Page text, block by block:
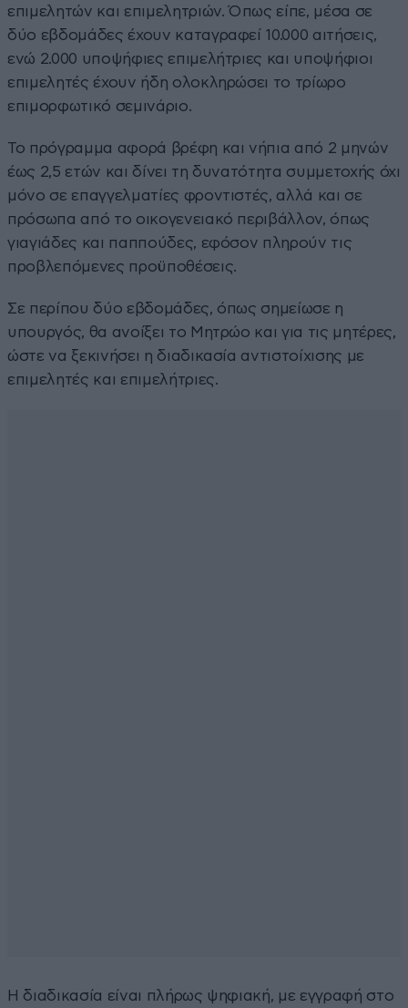
επιμελητών και επιμελητριών. Όπως είπε, μέσα σε
δύο εβδομάδες έχουν καταγραφεί 10.000 αιτήσεις,
ενώ 2.000 υποψήφιες επιμελήτριες και υποψήφιοι
επιμελητές έχουν ήδη ολοκληρώσει το τρίωρο
επιμορφωτικό σεμινάριο.
Το πρόγραμμα αφορά βρέφη και νήπια από 2 μηνών
έως 2,5 ετών και δίνει τη δυνατότητα συμμετοχής όχι
μόνο σε επαγγελματίες φροντιστές, αλλά και σε
πρόσωπα από το οικογενειακό περιβάλλον, όπως
γιαγιάδες και παππούδες, εφόσον πληρούν τις
προβλεπόμενες προϋποθέσεις.
Σε περίπου δύο εβδομάδες, όπως σημείωσε η
υπουργός, θα ανοίξει το Μητρώο και για τις μητέρες,
ώστε να ξεκινήσει η διαδικασία αντιστοίχισης με
επιμελητές και επιμελήτριες.
Η διαδικασία είναι πλήρως ψηφιακή, με εγγραφή στο